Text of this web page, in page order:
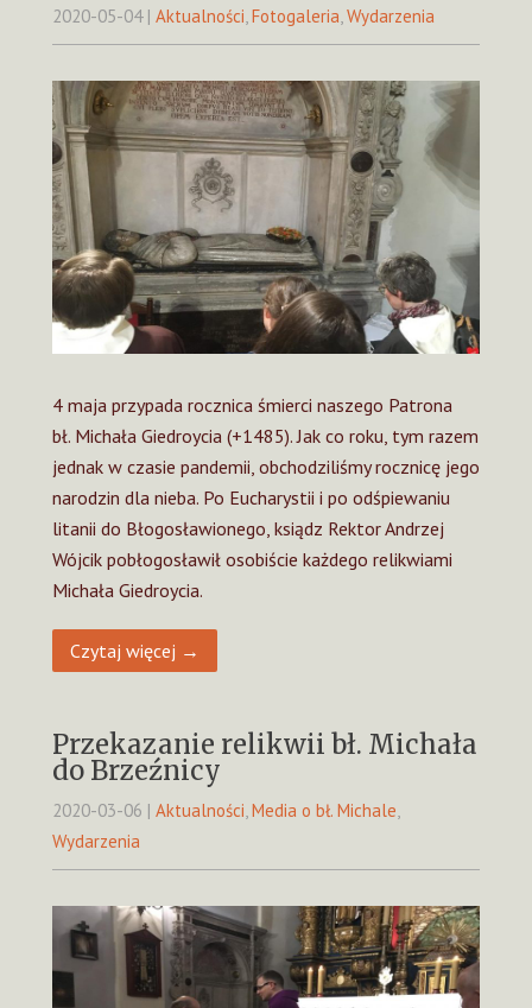
2020-05-04 | Aktualności Fotogaleria Wydarzenia
4 maja przypada rocznica śmierci naszego Patrona
bł. Michała Giedroycia (+1485). Jak co roku, tym razem
jednak w czasie pandemii, obchodziliśmy rocznicę jego
narodzin dla nieba. Po Eucharystii i po odśpiewaniu
litanii do Błogosławionego, ksiądz Rektor Andrzej
Wójcik pobłogosławił osobiście każdego relikwiami
Michała Giedroycia.
Czytaj więcej →
Przekazanie relikwii bł. Michała
do Brzeźnicy
2020-03-06 | Aktualności Media o bł. Michale
Wydarzenia